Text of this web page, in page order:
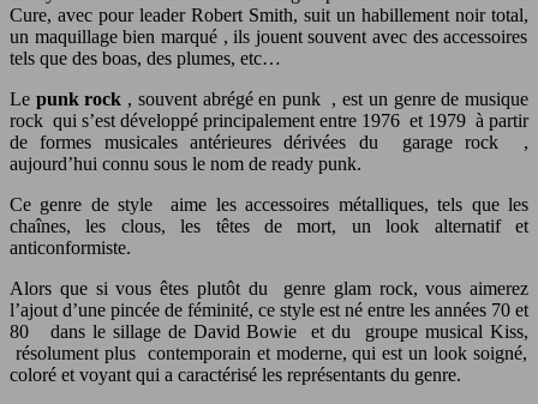
Cure, avec pour leader Robert Smith, suit un habillement noir total,
un maquillage bien marqué , ils jouent souvent avec des accessoires
tels que des boas, des plumes, etc…
Le punk rock , souvent abrégé en punk , est un genre de musique
rock qui s’est développé principalement entre 1976 et 1979 à partir
de formes musicales antérieures dérivées du garage rock ,
aujourd’hui connu sous le nom de ready punk.
Ce genre de style aime les accessoires métalliques, tels que les
chaînes, les clous, les têtes de mort, un look alternatif et
anticonformiste.
Alors que si vous êtes plutôt du
genre glam rock, vous aimerez
l’ajout d’une pincée de féminité, ce style est né entre les années 70 et
80
dans le sillage de David Bowie et du
groupe musical Kiss,
résolument plus contemporain et moderne, qui est un looksoigné,
coloré et voyant qui a caractérisé les représentants du genre.